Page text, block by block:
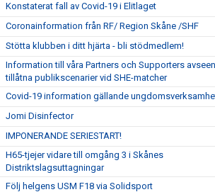
Konstaterat fall av Covid-19 i Elitlaget
Coronainformation från RF/ Region Skåne /SHF
Stötta klubben i ditt hjärta - bli stödmedlem!
Information till våra Partners och Supporters
tillåtna publikscenarier vid SHE-matcher
Covid-19 information gällande
Jomi Disinfector
IMPONERANDE SERIESTART!
H65-tjejer vidare till omgång 3 i Skånes
Distriktslagsuttagningar
Följ helgens USM F18 via Solidsport